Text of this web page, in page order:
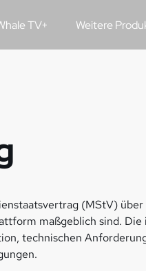
TV+ Weitere
(MStV)
maßgeblich sind.
technischen